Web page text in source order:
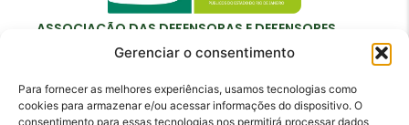
Gerenciar o consentimento
Para fornecer as melhores experiências, usamos tecnologias como
cookies para armazenar e/ou acessar informações do dispositivo. O
consentimento para essas tecnologias nos permitirá processar dados
ASSOCIAÇÃO DAS DEFENSORAS E DEFENSORES
PÚBLICOS DO ESTADO DO RIO DE JANEIRO